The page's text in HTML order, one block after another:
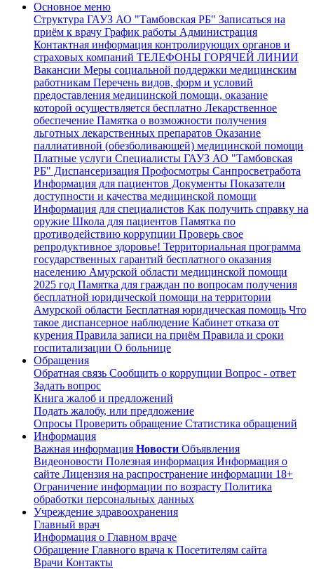
Основное меню
Структура ГАУЗ АО "Тамбовская РБ" Записаться на
приём к врачу График работы Администрация
Контактная информация контролирующих органов и
страховых компаний ТЕЛЕФОНЫ ГОРЯЧЕЙ ЛИНИИ
Вакансии Меры социальной поддержки медицинским
работникам Перечень видов, форм и условий
предоставления медицинской помощи, оказание
которой осуществляется бесплатно Лекарственное
обеспечение Памятка о возможности получения
льготных лекарственных препаратов Оказание
паллиативной (обезболивающей) медицинской помощи
Платные услуги Специалисты ГАУЗ АО "Тамбовская
РБ" Диспансеризация Профосмотры Санпросветработа
Информация для пациентов Документы Показатели
доступности и качества медицинской помощи
Информация для специалистов Как получить справку на
оружие Школа для пациентов Памятка по
противодействию коррупции Проверь свое
репродуктивное здоровье! Территориальная программа
государственных гарантий бесплатного оказания
населению Амурской области медицинской помощи
2025 год Памятка для граждан по вопросам получения
бесплатной юридической помощи на территории
Амурской области Бесплатная юридическая помощь Что
такое диспансерное наблюдение Кабинет отказа от
курения Правила записи на приём Правила и сроки
госпитализации О больнице
Обращения
Обратная связь Сообщить о коррупции Вопрос - ответ
Задать вопрос
Книга жалоб и предложений
Подать жалобу, или предложение
Опросы Проверить обращение Статистика обращений
Информация
Важная информация Новости Объявления
Видеоновости Полезная информация Информация о
сайте Лицензия на распространение информации 18+
Ограничение информации по возрасту Политика
обработки персональных данных
Учреждение здравоохранения
Главный врач
Информация о Главном враче
Обращение Главного врача к Посетителям сайта
Врачи Контакты